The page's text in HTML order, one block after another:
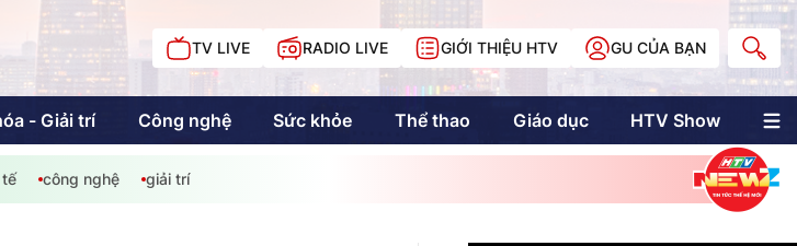
TV LIVE RADIO LIVE GIỚI THIỆU HTV GU CỦA BẠN
- Giải trí Công nghệ Sức khỏe Thể thao Giáo dục HTV Show
Kinh tế
Multimedia
Multiform
tế công nghệ giải trí